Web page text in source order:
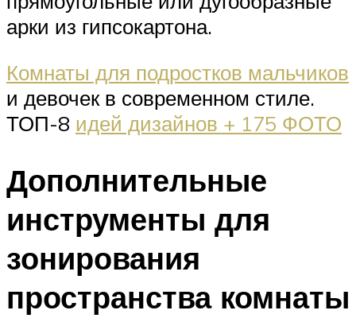
арки из гипсокартона.
Комнаты для подростков мальчиков
и девочек в современном стиле.
ТОП-8 идей дизайнов + 175 ФОТО
Дополнительные
инструменты для
зонирования
пространства комнаты